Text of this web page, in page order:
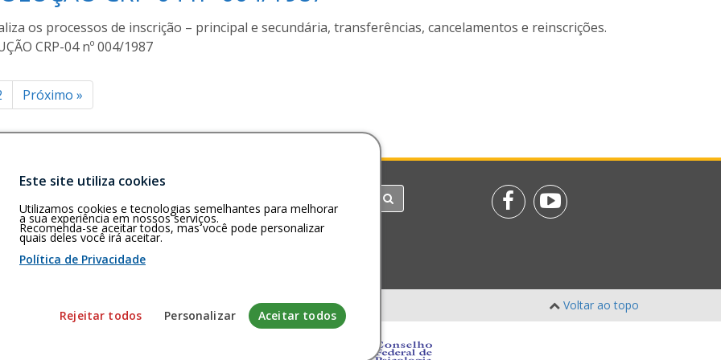
r
a
g
u
s
m
o
u
os processos de inscrição – principal e secundária, transferências, cancelamentos e reinscrições.
CRP-04 nº 004/1987
Próximo »
– MG –
cookies Voltar ao topo
pela Gerência de Tecnologia da Informação do CFP
Este site utiliza cookies
Utilizamos cookies e tecnologias semelhantes para melhorar
a sua experiência em nossos serviços.
Recomenda-se aceitar todos, mas você pode personalizar
quais deles você irá aceitar.
Política de Privacidade
Rejeitar todos Personalizar Aceitar todos